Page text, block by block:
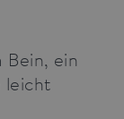
Bein, ein
leicht